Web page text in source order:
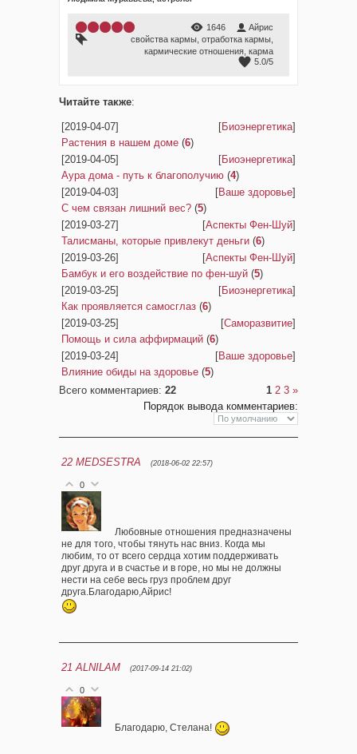
1646
Айрис
свойства кармы отработка кармы
кармические отношения карма
5.0/5
Читайте также:
[2019-04-07] [Биоэнергетика]
Растения в нашем доме (6)
[2019-04-05]
[Биоэнергетика]
Аура дома - путь к благополучию (4)
[2019-04-03]
[Ваше здоровье]
С чем связан лишний вес? (5)
[2019-03-27]
[Аспекты Фен-Шуй]
Талисманы, которые привлекут деньги (6)
[2019-03-26]
[Аспекты Фен-Шуй]
Бамбук и его воздействие по фен-шуй (5)
[2019-03-25]
[Биоэнергетика]
Как проявляется самосглаз (6)
[2019-03-25]
[Саморазвитие]
Помощь и сила аффирмаций (6)
[2019-03-24]
[Ваше здоровье]
Влияние обиды на здоровье (5)
Всего комментариев: 22 1 2 3 »
Порядок вывода комментариев:
22 MEDSESTRA (2018-06-02 22:57)
0
Любовные отношения предназначены
не для того, чтобы тянуть нас вниз. Когда мы
любим, то от всего сердца хотим поддерживать
друг друга и в счастье и в горе, но мы не должны
нести на себе весь груз проблем друг
друга.Благодарю,Айрис!
21 ALNILAM (2017-09-14 21:02)
0
Благодарю, Стелана!